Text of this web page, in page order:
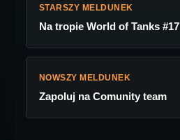
STARSZY MELDUNEK
Na tropie World of Tanks #17
NOWSZY MELDUNEK
Zapoluj na Comunity team